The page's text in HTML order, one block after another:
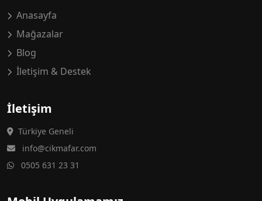
Anasayfa
Mağazalar
Blog
İletişim & Destek
İletişim
Türkiye Geneli
info@cikmafar.com
0505 631 23 31